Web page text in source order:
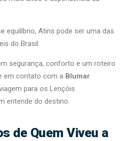
equilíbrio, Atins pode ser uma das
do Brasil.
segurança, conforto e um roteiro
em contato com a Blumar
para os Lençóis
entende do destino.
de Quem Viveu a